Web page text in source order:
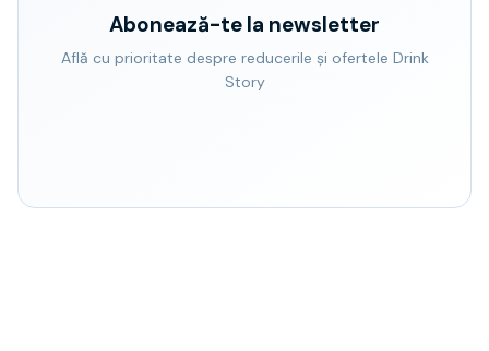
Abonează-te la newsletter
Află cu prioritate despre reducerile și ofertele Drink
Story